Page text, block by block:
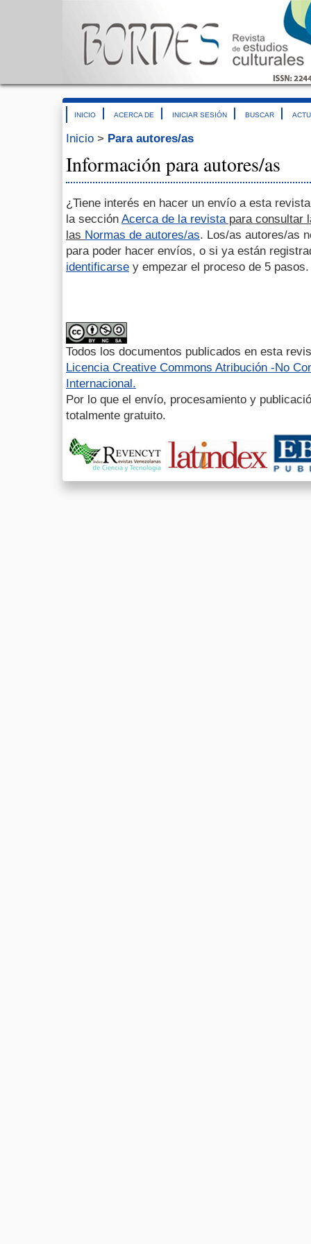
INICIO ACERCA DE INICIAR SESIÓN BUSCAR
Inicio > Para autores/as
Información para autores/as
¿Tiene interés en hacer un envío a esta
la sección Acerca de la revistapara consultar
las Normas de autores/as. Los/as autores/as
para poder hacer envíos, o si ya están
identificarse y empezar el proceso de 5 pasos.
Todos los documentos publicados en esta
Licencia Creative Commons Atribución -No
Internacional.
Por lo que el envío, procesamiento y
totalmente gratuito.